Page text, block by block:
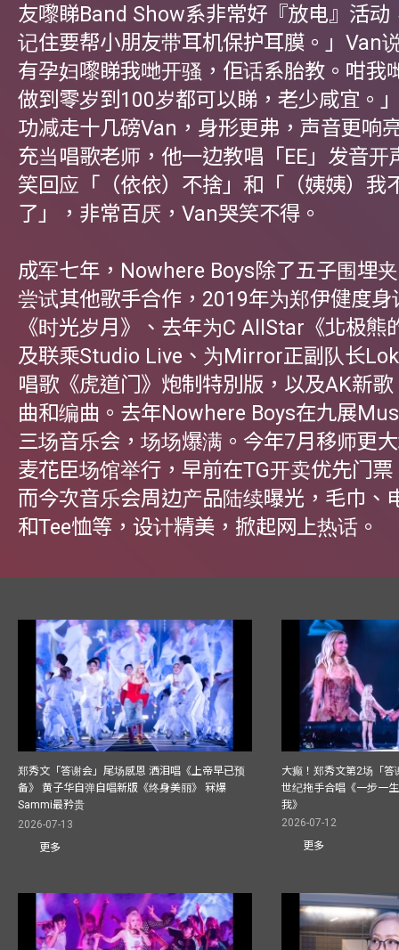
友嚟睇Band Show系非常好『放电』活动
记住要帮小朋友带耳机保护耳膜。」Van
有孕妇嚟睇我哋开骚，佢话系胎教。咁我
做到零岁到100岁都可以睇，老少咸宜。
功减走十几磅Van，身形更弗，声音更响
充当唱歌老师，他一边教唱「EE」发音开
笑回应「（依依）不捨」和「（姨姨）我
了」，非常百厌，Van哭笑不得。
成军七年，Nowhere Boys除了五子围埋
尝试其他歌手合作，2019年为郑伊健度身
《时光岁月》、去年为C AllStar《北极熊
及联乘Studio Live、为Mirror正副队长
唱歌《虎道门》炮制特別版，以及AK新
曲和编曲。去年Nowhere Boys在九展
三场音乐会，场场爆满。今年7月移师更
麦花臣场馆举行，早前在TG开卖优先门
而今次音乐会周边产品陆续曝光，毛巾、
和Tee恤等，设计精美，掀起网上热话。
郑秀文「答谢会」尾场感恩 洒泪唱《上帝早已预
备》 黄子华自弹自唱新版《终身美丽》 冧爆
Sammi最矜贵
2026-07-13
更多
大癫！郑秀文第2场「
世纪拖手合唱《一步一
我》
2026-07-12
更多